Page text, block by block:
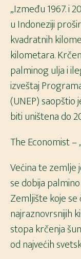
„Između 1967. i
u Indoneziji
kvadratnih
kilometara.
palminog ulja i
izveštaj
(UNEP) saopštio
biti uništena do
The Economist –
Većina te zemlje
se dobija
Zemljište koje se
najraznovrsnijih
stopa krčenja
od najvećih